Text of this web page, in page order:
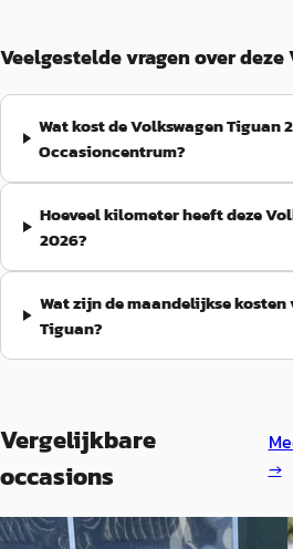
Veelgestelde vragen over deze
Wat kost de Volkswagen Tiguan
Occasioncentrum?
Hoeveel kilometer heeft deze
2026?
Wat zijn de maandelijkse kosten
Tiguan?
Vergelijkbare
occasions
→
Volkswagen Tiguan· 2022